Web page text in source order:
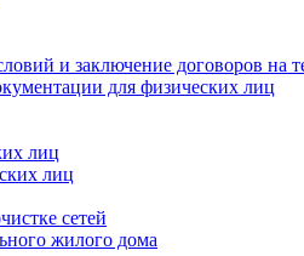
и заключение договоров на
для физических лиц
лиц
лиц
сетей
жилого дома